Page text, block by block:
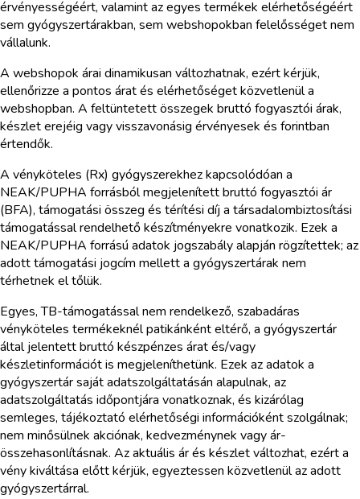
érvényességéért, valamint az egyes termékek elérhetőségéért
sem gyógyszertárakban, sem webshopokban felelősséget nem
vállalunk.
A webshopok árai dinamikusan változhatnak, ezért kérjük,
ellenőrizze a pontos árat és elérhetőséget közvetlenül a
webshopban. A feltüntetett összegek bruttó fogyasztói árak,
készlet erejéig vagy visszavonásig érvényesek és forintban
értendők.
A vényköteles (Rx) gyógyszerekhez kapcsolódóan a
NEAK/PUPHA forrásból megjelenített bruttó fogyasztói ár
(BFA), támogatási összeg és térítési díj a társadalombiztosítási
támogatással rendelhető készítményekre vonatkozik. Ezek a
NEAK/PUPHA forrású adatok jogszabály alapján rögzítettek; az
adott támogatási jogcím mellett a gyógyszertárak nem
térhetnek el tőlük.
Egyes, TB-támogatással nem rendelkező, szabadáras
vényköteles termékeknél patikánként eltérő, a gyógyszertár
által jelentett bruttó készpénzes árat és/vagy
készletinformációt is megjeleníthetünk. Ezek az adatok a
gyógyszertár saját adatszolgáltatásán alapulnak, az
adatszolgáltatás időpontjára vonatkoznak, és kizárólag
semleges, tájékoztató elérhetőségi információként szolgálnak;
nem minősülnek akciónak, kedvezménynek vagy ár-
összehasonlításnak. Az aktuális ár és készlet változhat, ezért a
vény kiváltása előtt kérjük, egyeztessen közvetlenül az adott
gyógyszertárral.